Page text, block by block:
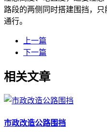
路段的两侧同时搭建围挡，
通行。
上一篇
下一篇
相关文章
市政改造公路围挡